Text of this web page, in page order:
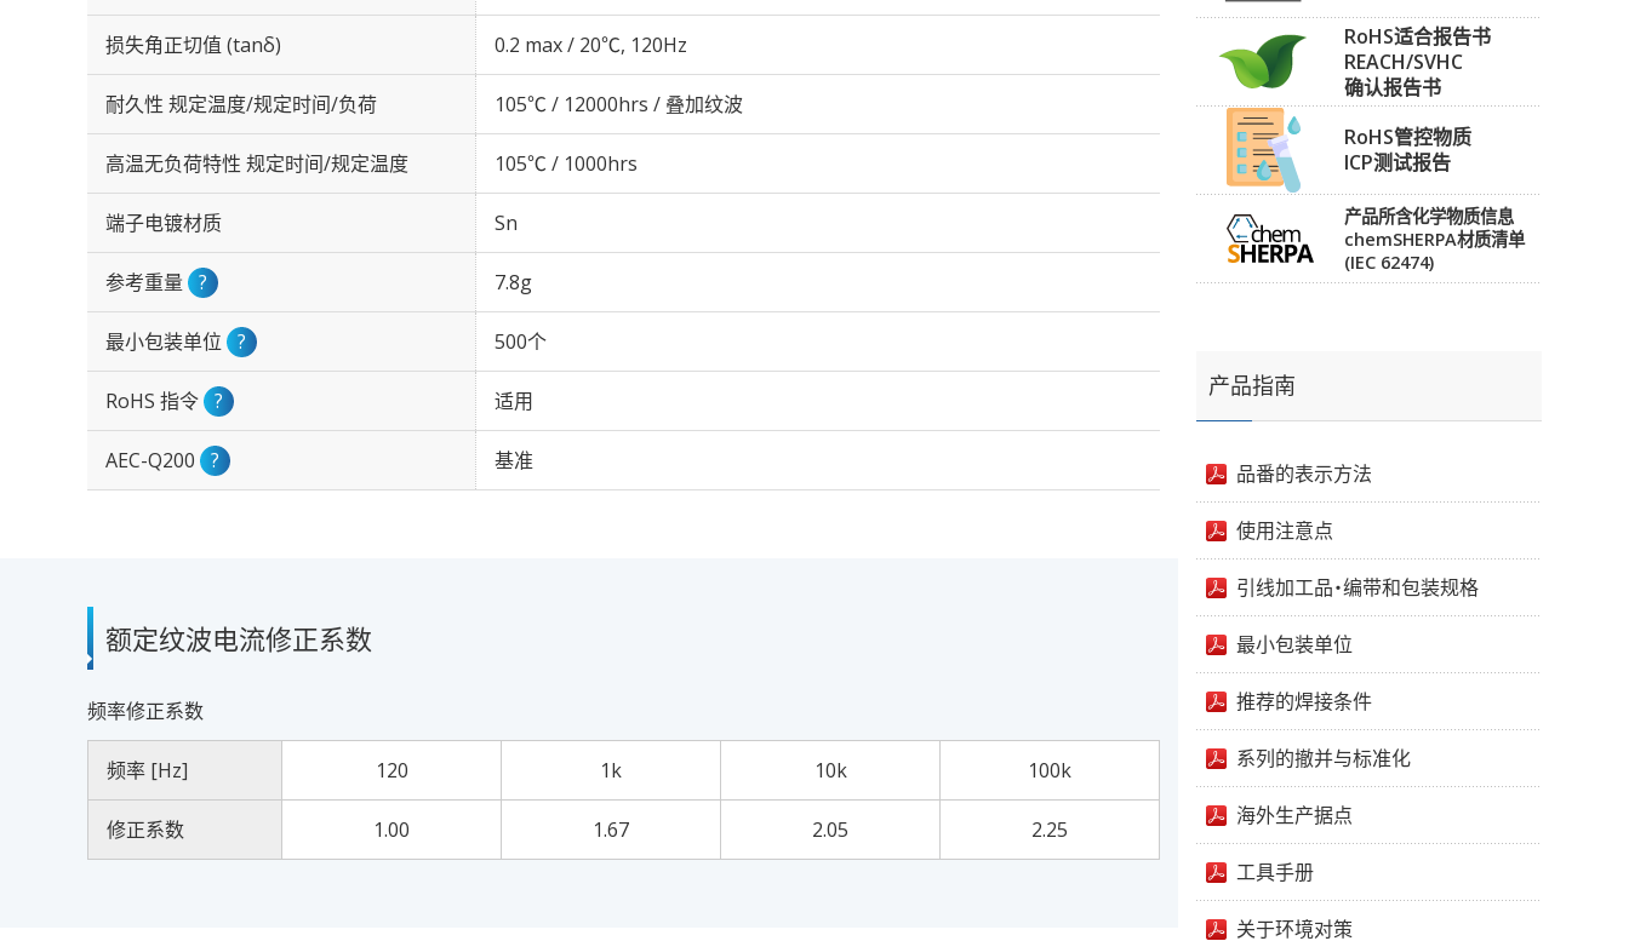
损失角正切值 (tanδ) 0.2 max / 20℃, 120Hz
耐久性 规定温度/规定时间/负荷 105℃ / 12000hrs / 叠加纹波
高温无负荷特性 规定时间/规定温度 105℃ / 1000hrs
端子电镀材质 Sn
参考重量 ? 7.8g
最小包装单位 ? 500个
RoHS 指令 ? 适用
AEC-Q200 ? 基准
额定纹波电流修正系数
频率修正系数
频率 [Hz] 120 1k 10k 100k
修正系数 1.00 1.67 2.05 2.25
RoHS适合报告书
REACH/SVHC
确认报告书
RoHS管控物质
ICP测试报告
产品所含化学物质信息
chemSHERPA材质清单
(IEC 62474)
产品指南
品番的表示方法
使用注意点
引线加工品・编带和包装规格
最小包装单位
推荐的焊接条件
系列的撤并与标准化
海外生产据点
工具手册
关于环境对策